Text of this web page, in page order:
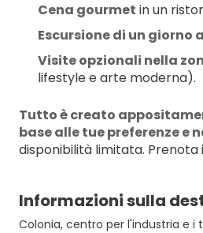
Cena gourmet in un
Escursione di un giorno
Visite opzionali nella
lifestyle e arte moderna).
Tutto è creato
base alle tue preferenze e
disponibilità limitata. Prenota
Informazioni sulla
Colonia, centro per l'industria e